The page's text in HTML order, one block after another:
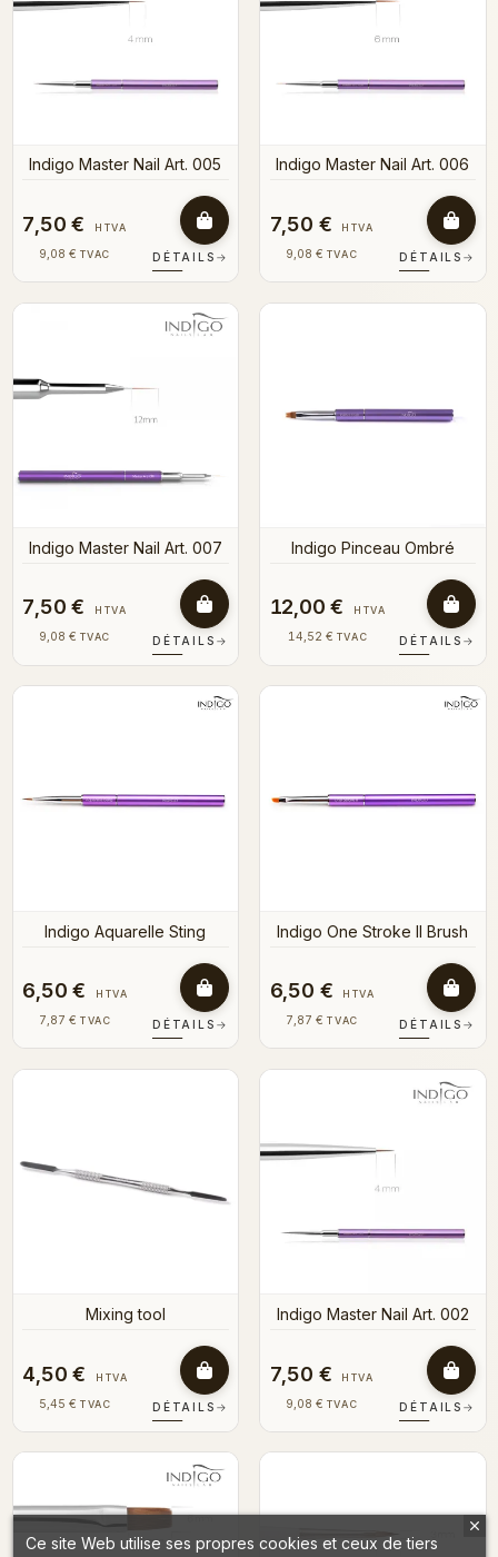
Indigo Master Nail Art. 005
7,50 € HTVA
9,08 € TVAC DÉTAILS →
Indigo Master Nail Art. 006
7,50 € HTVA
9,08 € TVAC DÉTAILS →
Indigo Master Nail Art. 007
7,50 € HTVA
9,08 € TVAC DÉTAILS →
Indigo Pinceau Ombré
12,00 € HTVA
14,52 € TVAC DÉTAILS →
Indigo Aquarelle Sting
6,50 € HTVA
7,87 € TVAC DÉTAILS →
Indigo One Stroke II Brush
6,50 € HTVA
7,87 € TVAC DÉTAILS →
Mixing tool
4,50 € HTVA
5,45 € TVAC DÉTAILS →
Indigo Master Nail Art. 002
7,50 € HTVA
9,08 € TVAC DÉTAILS →
Ce site Web utilise ses propres cookies et ceux de tiers